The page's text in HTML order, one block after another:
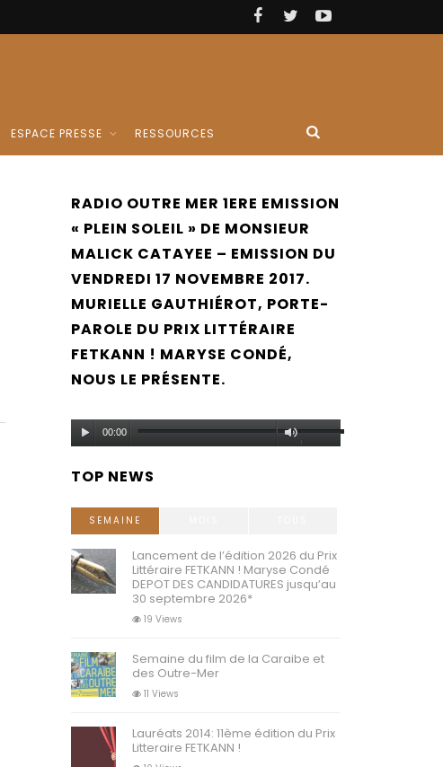
ESPACE PRESSE RESSOURCES
RADIO OUTRE MER 1ERE EMISSION
« PLEIN SOLEIL » DE MONSIEUR
MALICK CATAYEE – EMISSION DU
VENDREDI 17 NOVEMBRE 2017.
MURIELLE GAUTHIÉROT, PORTE-
PAROLE DU PRIX LITTÉRAIRE
FETKANN ! MARYSE CONDÉ,
NOUS LE PRÉSENTE.
Lecteur
00:00
Utilisez
augmenter
le
TOP NEWS
SEMAINE
Lancement de l’édition 2026 du Prix
Littéraire FETKANN ! Maryse Condé
DEPOT DES CANDIDATURES jusqu’au
30 septembre 2026*
19 Views
Semaine du film de la Caraibe et
des Outre-Mer
11 Views
Lauréats 2014: 11ème édition du Prix
Litteraire FETKANN !